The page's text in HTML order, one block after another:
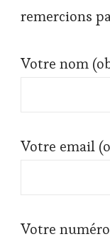
remercions
Votre nom
Votre email
Votre